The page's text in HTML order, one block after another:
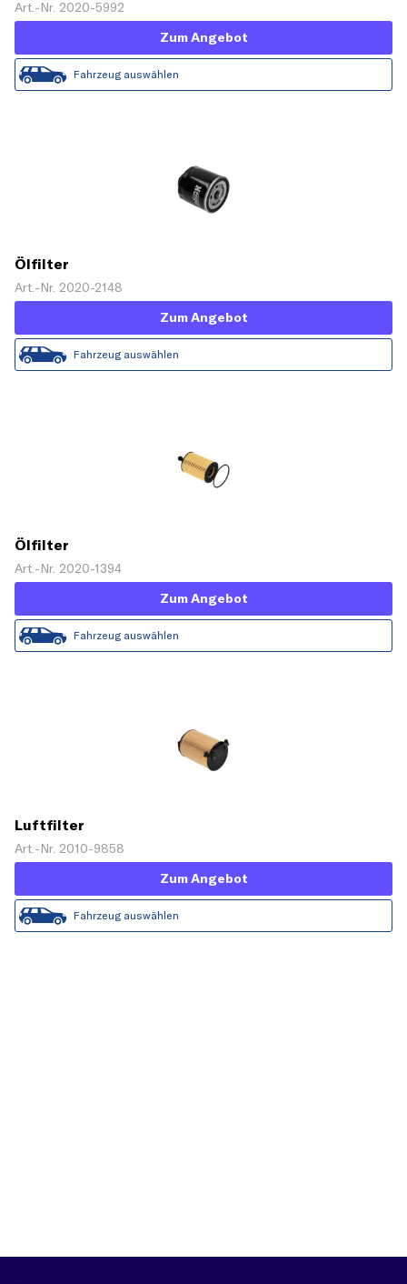
Art.-Nr. 2020-5992
Zum Angebot
Fahrzeug auswählen
Ölfilter
Art.-Nr. 2020-2148
Zum Angebot
Fahrzeug auswählen
Ölfilter
Art.-Nr. 2020-1394
Zum Angebot
Fahrzeug auswählen
Luftfilter
Art.-Nr. 2010-9858
Zum Angebot
Fahrzeug auswählen